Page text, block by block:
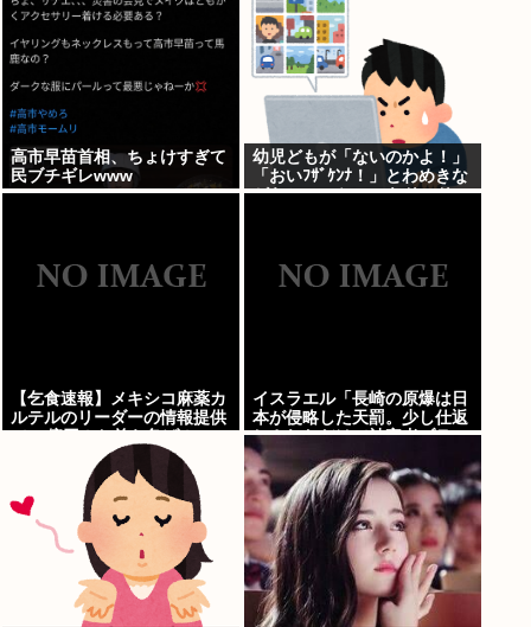
高市早苗首相、ちょけすぎて
民ブチギレwww
幼児どもが「ないのかよ！」
「おいﾌｻﾞｹﾝﾅ！」とわめきな
がらショーケースをドンドン
【乞食速報】メキシコ麻薬カ
ルテルのリーダーの情報提供
イスラエル「長崎の原爆は日
本が侵略した天罰。少し仕返
しされただけで被害者ヅラ。
追悼されるべきは侵略された
中国や韓国の人々だよ